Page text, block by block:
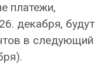
платежи,
декабря, будут
в следующий